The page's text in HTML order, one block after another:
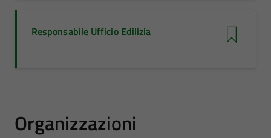
Responsabile Ufficio Edilizia
Organizzazioni